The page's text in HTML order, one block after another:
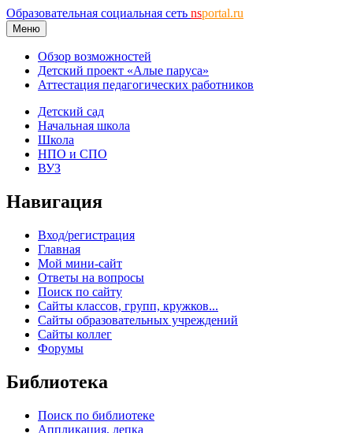
Образовательная социальная сеть nsportal.ru
Меню
Обзор возможностей
Детский проект «Алые паруса»
Аттестация педагогических работников
Детский сад
Начальная школа
Школа
НПО и СПО
ВУЗ
Навигация
Вход/регистрация
Главная
Мой мини-сайт
Ответы на вопросы
Поиск по сайту
Сайты классов, групп, кружков...
Сайты образовательных учреждений
Сайты коллег
Форумы
Библиотека
Поиск по библиотеке
Аппликация, лепка